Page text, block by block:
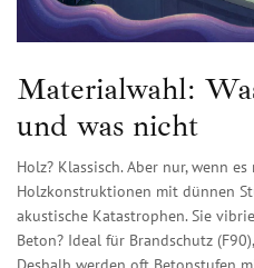
Materialwahl:
und was nicht
Holz? Klassisch. Aber nur, wenn
Holzkonstruktionen mit dünnen
akustische Katastrophen. Sie
Beton? Ideal für Brandschutz